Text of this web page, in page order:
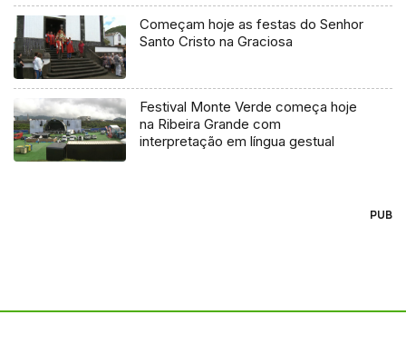
Começam hoje as festas do Senhor
Santo Cristo na Graciosa
Festival Monte Verde começa hoje
na Ribeira Grande com
interpretação em língua gestual
PUB